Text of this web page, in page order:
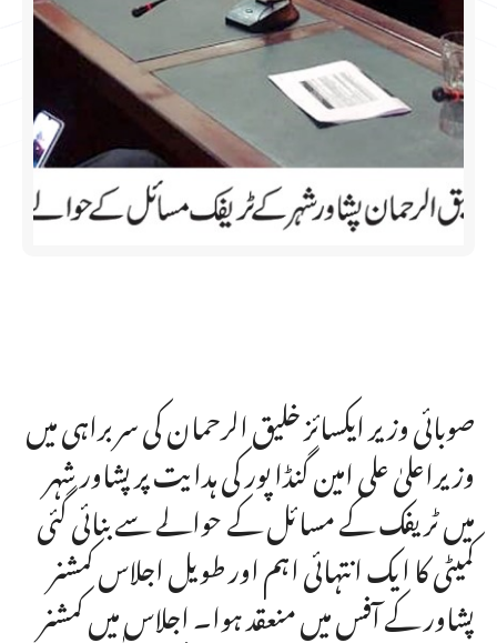
صوبائی وزیر ایکسائز خلیق الرحمان کی سربراہی میں
وزیراعلیٰ علی امین گنڈا پور کی ہدایت پر پشاور شہر
میں ٹریفک کے مسائل کے حوالے سے بنائی گئی
کمیٹی کا ایک انتہائی اہم اور طویل اجلاس کمشنر
پشاور کے آفس میں منعقد ہوا۔ اجلاس میں کمشنر